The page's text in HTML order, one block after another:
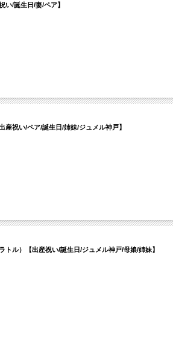
い/誕生日/妻/ペア】
産祝い/ペア/誕生日/姉妹/ジュメル神戸】
ル）【出産祝い/誕生日/ジュメル神戸/母娘/姉妹】